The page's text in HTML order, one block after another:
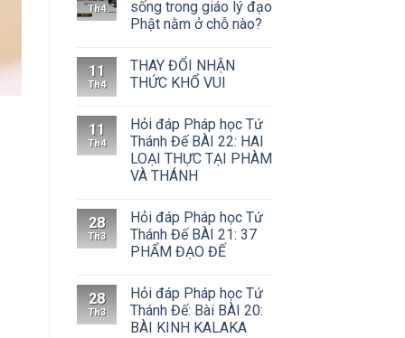
Th4
sống trong giáo lý đạo
Phật nằm ở chỗ nào?
11
Th4
THAY ĐỔI NHẬN
THỨC KHỔ VUI
11
Th4
Hỏi đáp Pháp học Tứ
Thánh Đế BÀI 22: HAI
LOẠI THỰC TẠI PHÀM
VÀ THÁNH
28
Th3
Hỏi đáp Pháp học Tứ
Thánh Đế BÀI 21: 37
PHẨM ĐẠO ĐẾ
28
Th3
Hỏi đáp Pháp học Tứ
Thánh Đế: Bài BÀI 20:
BÀI KINH KALAKA